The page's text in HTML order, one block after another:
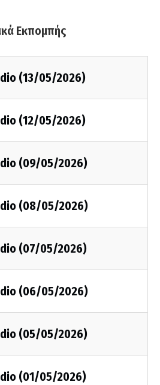
Εκπομπής
(13/05/2026)
(12/05/2026)
(09/05/2026)
(08/05/2026)
(07/05/2026)
(06/05/2026)
(05/05/2026)
(01/05/2026)